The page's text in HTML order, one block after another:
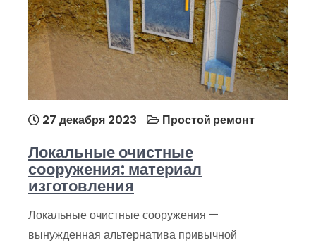
27 декабря 2023 Простой ремонт
Локальные очистные
сооружения: материал
изготовления
Локальные очистные сооружения —
вынужденная альтернатива привычной